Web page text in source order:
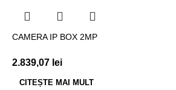
CAMERA IP BOX 2MP
2.839,07 lei
CITEȘTE MAI MULT